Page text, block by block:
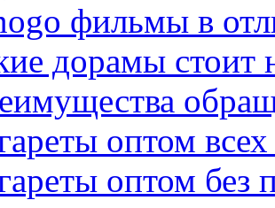
фильмы в
дорамы стоит
оптом
оптом без